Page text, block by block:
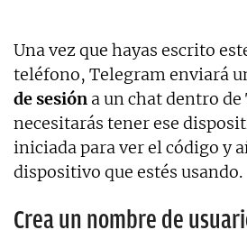
Una vez que hayas escrito
teléfono, Telegram enviará
de sesión a un chat dentro
necesitarás tener ese
iniciada para ver el código y
dispositivo que estés usando.
Crea un nombre de